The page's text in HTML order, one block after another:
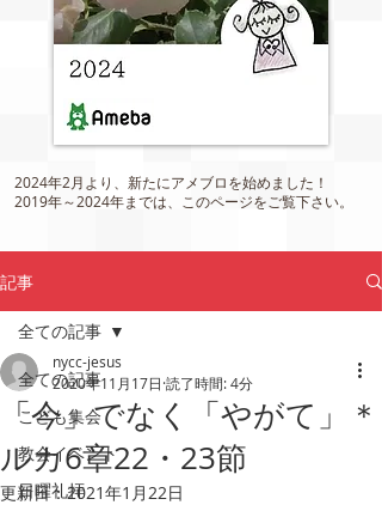
2024年2月より、新たにアメブロを始めました！
2019年～2024年までは、このページをご覧下さい。
記事
全ての記事
こども集会
教会イベント
日曜礼拝
全ての記事
「今」でなく「やがて」＊
ルカ6章22・23節
nycc-jesus
2020年11月17日 読了時間: 4分
更新日：2021年1月22日